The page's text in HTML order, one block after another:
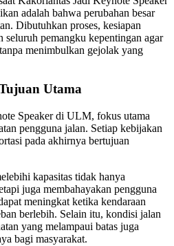
adalah bahwa perubahan besar
Dibutuhkan proses, kesiapan
seluruh pemangku kepentingan agar
menimbulkan gejolak yang
Utama
Speaker di ULM, fokus utama
pengguna jalan. Setiap kebijakan
pada akhirnya bertujuan
kapasitas tidak hanya
juga membahayakan pengguna
meningkat ketika kendaraan
berlebih. Selain itu, kondisi jalan
yang melampaui batas juga
bagi masyarakat.